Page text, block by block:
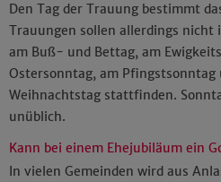
Den Tag der Trauung bestimmt
Trauungen sollen allerdings nicht
am Buß- und Bettag, am
Ostersonntag, am Pfingstsonntag
Weihnachtstag stattfinden.
unüblich.
Kann bei einem Ehejubiläum ein
In vielen Gemeinden wird aus